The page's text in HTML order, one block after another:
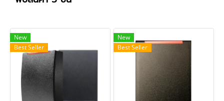
New
Best Seller
New
Best Seller